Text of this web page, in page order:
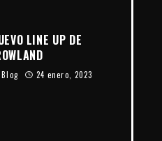
LINE UP DE
Blog 24 enero, 2023